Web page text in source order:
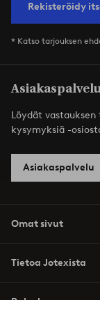
Rekisteröidy
* Katso tarjouksen
Löydät
kysymyksiä -
Asiakaspalvelu
Omat sivut
Tietoa Jotexista
Palvelumme